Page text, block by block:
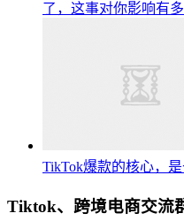
了，这事对你影响有多
TikTok爆款的核心，
Tiktok、跨境电商交流